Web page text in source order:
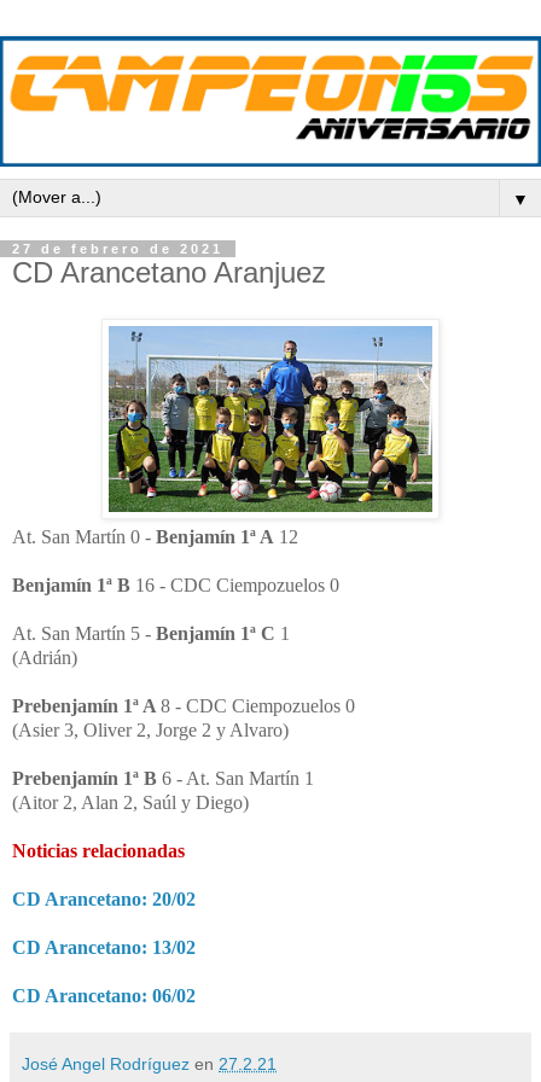
▼
27 de febrero de 2021
CD Arancetano Aranjuez
At. San Martín 0 - Benjamín 1ª A 12
Benjamín 1ª B 16 - CDC Ciempozuelos 0
At. San Martín 5 - Benjamín 1ª C 1
(Adrián)
Prebenjamín 1ª A 8 - CDC Ciempozuelos 0
(Asier 3, Oliver 2, Jorge 2 y Alvaro)
Prebenjamín 1ª B 6 - At. San Martín 1
(Aitor 2, Alan 2, Saúl y Diego)
Noticias relacionadas
CD Arancetano: 20/02
CD Arancetano: 13/02
CD Arancetano: 06/02
José Angel Rodríguez en 27.2.21